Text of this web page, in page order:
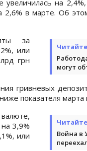
увеличилась на
2,6% в марте. Об
могут
за
или
грн
гривневых
показателя марта
Война в
3,9%
или